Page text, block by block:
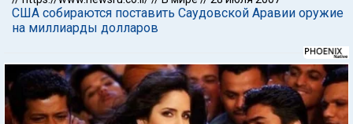
США собираются поставить Саудовской Аравии оружие
на миллиарды долларов